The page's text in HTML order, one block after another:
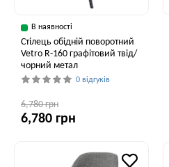
В наявності
Стілець обідній поворотний
Vetro R-160 графітовий твід/
чорний метал
0 відгуків
6,780 грн
6,780 грн